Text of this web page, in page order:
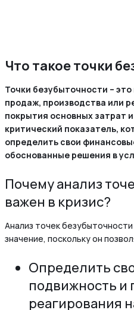
Что такое точки
Точки безубыточности –
продаж, производства или
покрытия основных затрат
критический показатель,
определить свои
обоснованные решения в
Почему анализ
важен в кризис?
Анализ точек
значение, поскольку он
Определить
подвижность и
реагирования